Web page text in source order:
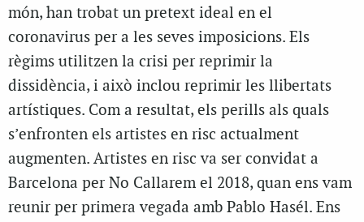
món, han trobat un pretext ideal en el
coronavirus per a les seves imposicions. Els
règims utilitzen la crisi per reprimir la
dissidència, i això inclou reprimir les llibertats
artístiques. Com a resultat, els perills als quals
s’enfronten els artistes en risc actualment
augmenten. Artistes en risc va ser convidat a
Barcelona per No Callarem el 2018, quan ens vam
reunir per primera vegada amb Pablo Hasél. Ens